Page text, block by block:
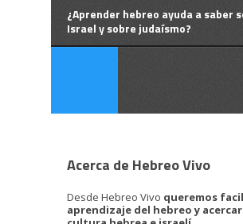
¿Aprender hebreo ayuda a saber
Israel y sobre judaísmo?
Acerca de Hebreo Vivo
Desde Hebreo Vivo queremos
aprendizaje del hebreo y